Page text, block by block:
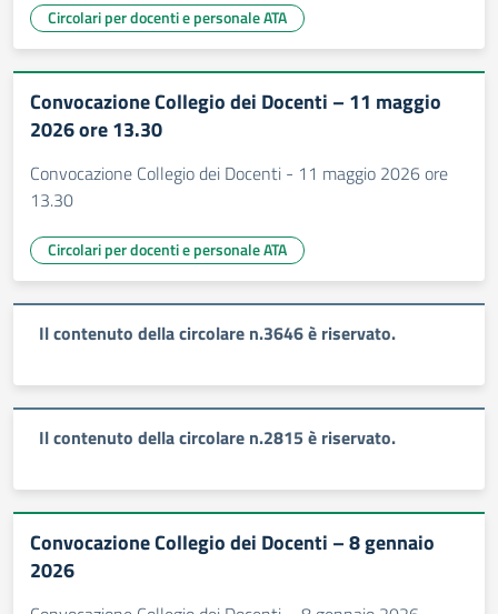
Circolari per docenti e personale ATA
Convocazione Collegio dei Docenti – 11 maggio
2026 ore 13.30
Convocazione Collegio dei Docenti - 11 maggio 2026 ore
13.30
Circolari per docenti e personale ATA
Il contenuto della circolare n.3646 è riservato.
Il contenuto della circolare n.2815 è riservato.
Convocazione Collegio dei Docenti – 8 gennaio
2026